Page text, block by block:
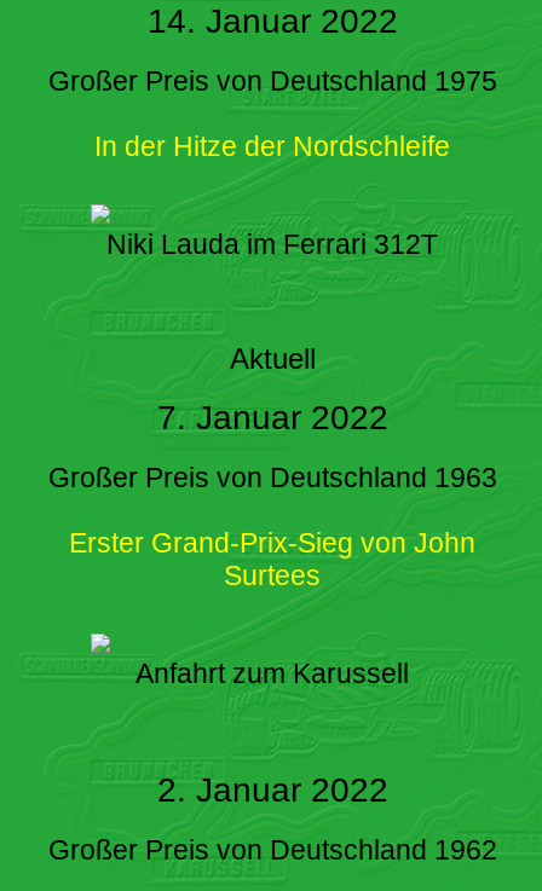
14. Januar 2022
Großer Preis von Deutschland 1975
In der Hitze der Nordschleife
Niki Lauda im Ferrari 312T
Aktuell
7. Januar 2022
Großer Preis von Deutschland 1963
Erster Grand-Prix-Sieg von John
Surtees
Anfahrt zum Karussell
2. Januar 2022
Großer Preis von Deutschland 1962